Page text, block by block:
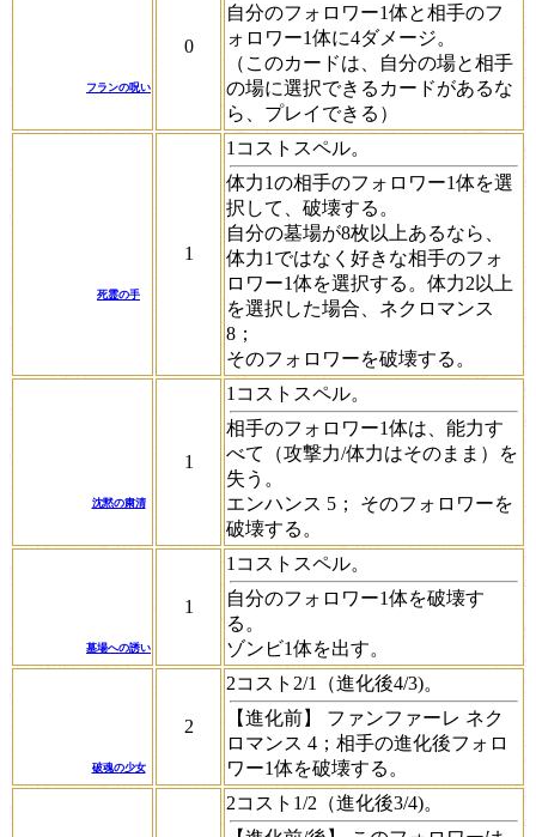
フランの呪い
0
自分のフォロワー1体と相手のフ
ォロワー1体に4ダメージ。
（このカードは、自分の場と相手
の場に選択できるカードがあるな
ら、プレイできる）
死霊の手
1
1コストスペル。
体力1の相手のフォロワー1体を選
択して、破壊する。
自分の墓場が8枚以上あるなら、
体力1ではなく好きな相手のフォ
ロワー1体を選択する。体力2以上
を選択した場合、 ネクロマンス
8；
そのフォロワーを破壊する。
沈黙の粛清
1
1コストスペル。
相手のフォロワー1体は、能力す
べて（攻撃力/体力はそのまま）を
失う。
エンハンス 5；
そのフォロワーを
破壊する。
墓場への誘い
1
1コストスペル。
自分のフォロワー1体を破壊す
る。
ゾンビ1体を出す。
破魂の少女
2
2コスト2/1（進化後4/3)。
【進化前】 ファンファーレ ネク
ロマンス 4； 相手の進化後フォロ
ワー1体を破壊する。
2コスト1/2（進化後3/4)。